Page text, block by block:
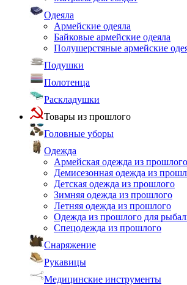
Одеяла
Армейские одеяла
Байковые армейские одеяла
Полушерстяные армейские
Подушки
Полотенца
Раскладушки
Товары из прошлого
Головные уборы
Одежда
Армейская одежда из прошлого
Демисезонная одежда из
Детская одежда из прошлого
Зимняя одежда из прошлого
Летняя одежда из прошлого
Одежда из прошлого для
Спецодежда из прошлого
Снаряжение
Рукавицы
Медицинские инструменты